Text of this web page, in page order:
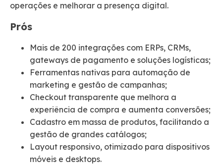
operações e melhorar a presença digital.
Prós
Mais de 200 integrações com ERPs, CRMs,
gateways de pagamento e soluções logísticas;
Ferramentas nativas para automação de
marketing e gestão de campanhas;
Checkout transparente que melhora a
experiência de compra e aumenta conversões;
Cadastro em massa de produtos, facilitando a
gestão de grandes catálogos;
Layout responsivo, otimizado para dispositivos
móveis e desktops.